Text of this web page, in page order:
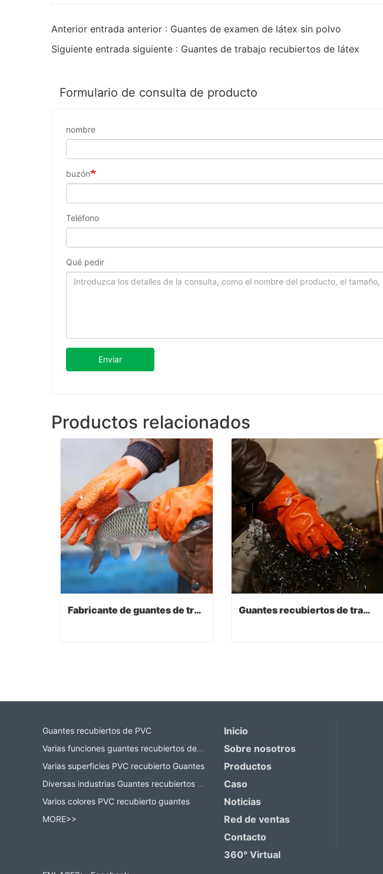
Anterior entrada anterior : Guantes de examen de látex sin polvo
Siguiente entrada siguiente : Guantes de trabajo recubiertos de látex
Formulario de consulta de producto
nombre
buzón
Teléfono
Qué pedir
Enviar
Productos relacionados
Fabricante de guantes de trabajo Guantes recubiertos de trabajo de PVC
Guantes recubiertos de PVC
Varias funciones guantes recubiertos de PVC
Varias superficies PVC recubierto Guantes
Diversas industrias Guantes recubiertos de PVC
Varios colores PVC recubierto guantes
MORE>>
Inicio
Sobre nosotros
Productos
Caso
Noticias
Red de ventas
Contacto
360° Virtual